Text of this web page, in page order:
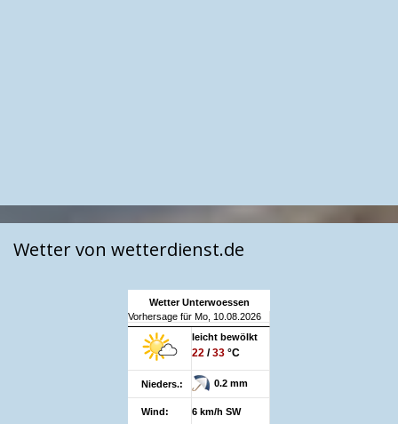
Wetter von wetterdienst.de
Wetter Unterwoessen
Vorhersage für Mo, 10.08.2026
leicht bewölkt
22 /33 °C
Nieders.: 0.2 mm
Wind: 6 km/h SW